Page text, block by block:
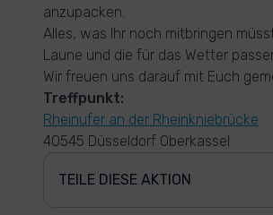
anzupacken.
Alles, was Ihr noch mitbringen
Laune und die für das Wetter
Wir freuen uns darauf mit Euch
Treffpunkt:
Rheinufer an der Rheinkniebrücke
40545 Düsseldorf Oberkassel
TEILE DIESE AKTION